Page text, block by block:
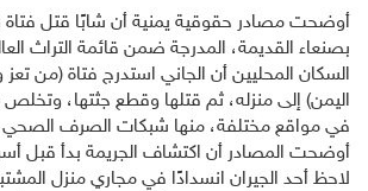
أوضحت مصادر حقوقية يمنية أن شابًا قتل
بصنعاء القديمة، المدرجة ضمن قائمة التراث
السكان المحليين أن الجاني استدرج فتاة (من
اليمن) إلى منزله، ثم قتلها وقطع جثتها، وتخلص
في مواقع مختلفة، منها شبكات الصرف الصحي
أوضحت المصادر أن اكتشاف الجريمة بدأ قبل
لاحظ أحد الجيران انسدادًا في مجاري منزل